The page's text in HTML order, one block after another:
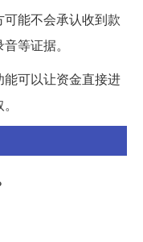
能不会承认收到款
等证据。
可以让资金直接进